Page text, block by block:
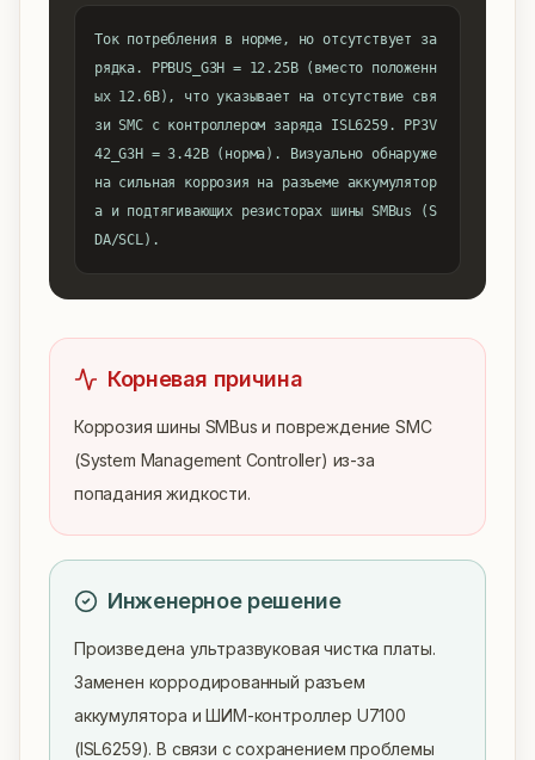
Ток потребления в норме, но отсутствует за
рядка. PPBUS_G3H = 12.25В (вместо положенн
ых 12.6В), что указывает на отсутствие свя
зи SMC с контроллером заряда ISL6259. PP3V
42_G3H = 3.42В (норма). Визуально обнаруже
на сильная коррозия на разъеме аккумулятор
а и подтягивающих резисторах шины SMBus (S
DA/SCL).
Корневая причина
Коррозия шины SMBus и повреждение SMC
(System Management Controller) из-за
попадания жидкости.
Инженерное решение
Произведена ультразвуковая чистка платы.
Заменен корродированный разъем
аккумулятора и ШИМ-контроллер U7100
(ISL6259). В связи с сохранением проблемы